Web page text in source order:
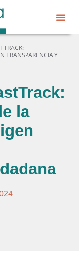
TRANSPARENCIA Y
la